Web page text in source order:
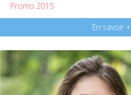
Promo 2015
En savoir +